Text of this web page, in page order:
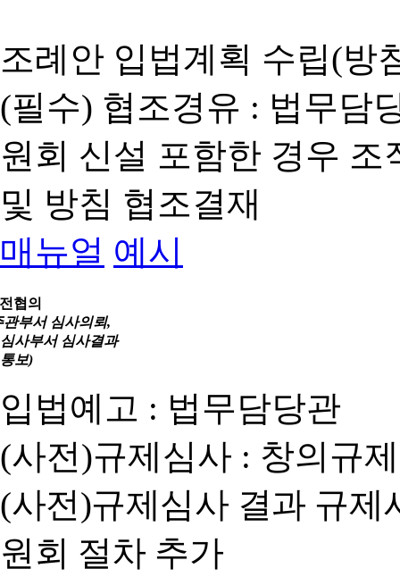
조례안 입법계획 수립(방
(필수) 협조경유 : 법무담
원회 신설 포함한 경우
및 방침 협조결재
매뉴얼 예시
협의
관부서 심사의뢰,
심사부서 심사결과
통보)
입법예고 : 법무담당관
(사전)규제심사 : 창의규
(사전)규제심사 결과 규
원회 절차 추가